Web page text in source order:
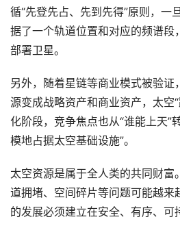
循“先登先占、先到先得”原则，一
据了一个轨道位置和对应的频谱段
部署卫星。
另外，随着星链等商业模式被验证
源变成战略资产和商业资产，太空
化阶段，竞争焦点也从“谁能上天”
模地占据太空基础设施”。
太空资源是属于全人类的共同财富
道拥堵、空间碎片等问题可能越来
的发展必须建立在安全、有序、可